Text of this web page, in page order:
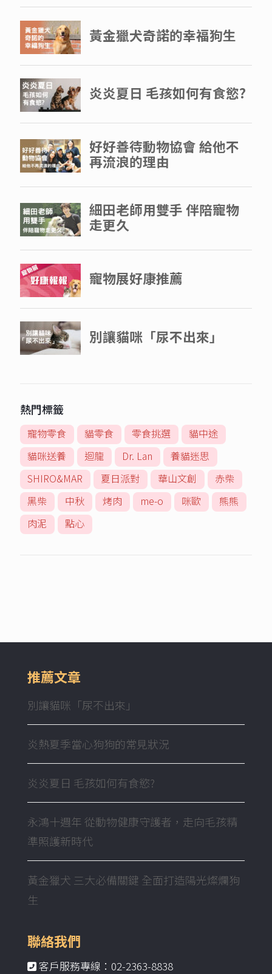
熱門標籤
寵物零食 貓零食 零食挑選
貓中途
貓咪送養
迴龍 Dr. Lan
養貓迷思
SHIRO&MAR
夏日派對 華山文創
赤柴
黑柴
中秋 烤肉 me-o 咪歐
熊熊
肉泥
點心
推薦文章
別讓貓咪「尿不出來」
炎熱夏季當心狗狗的常見狀況
炎炎夏日 毛孩如何有食慾?
永鴻十週年 從動物健康守護者，走向毛孩精
準照護新時代
黃金獵犬 三大必備關鍵 全面打造陽光燦爛狗
生
聯絡我們
客戶服務專線：02-2363-8838